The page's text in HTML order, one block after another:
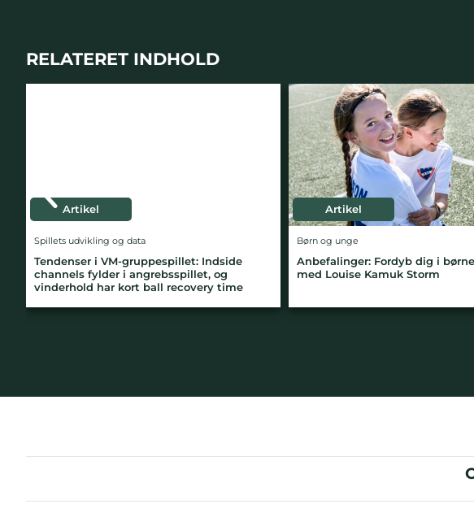
RELATERET INDHOLD
Børn og unge
Anbefalinger: Fordyb dig i børnefodbold –
med Louise Kamuk Storm
Sportspsykologi
Mentale krav til
handler det om, at